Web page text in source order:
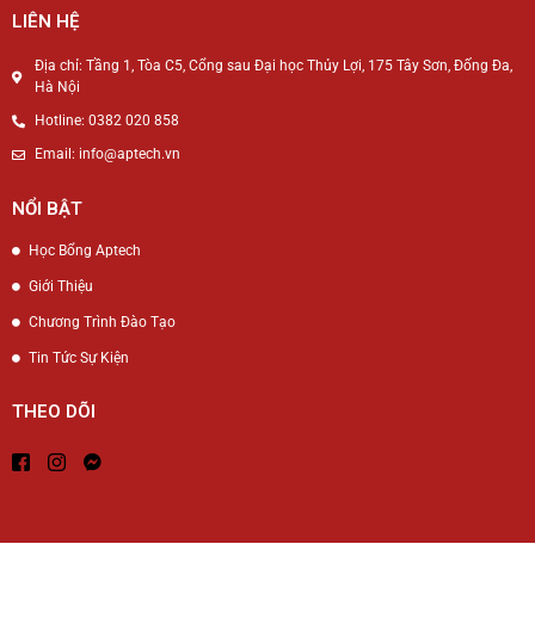
LIÊN HỆ
Địa chỉ: Tầng 1, Tòa C5, Cổng sau Đại học Thủy Lợi, 175 Tây Sơn, Đống Đa,
Hà Nội
Hotline: 0382 020 858
Email: info@aptech.vn
NỔI BẬT
Học Bổng Aptech
Giới Thiệu
Chương Trình Đào Tạo
Tin Tức Sự Kiện
THEO DÕI